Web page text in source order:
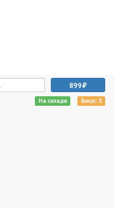
899
На складе Бонус: 5